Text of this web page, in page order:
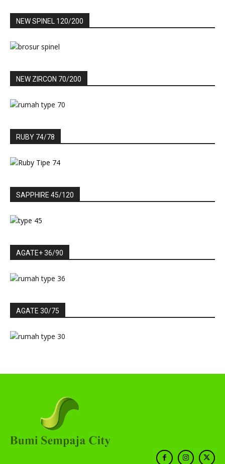
NEW SPINEL 120/200
NEW ZIRCON 70/200
RUBY 74/78
SAPPHIRE 45/120
AGATE+ 36/90
AGATE 30/75